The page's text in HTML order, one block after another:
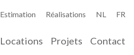
Estimation Réalisations NL FR
Locations Projets Contact